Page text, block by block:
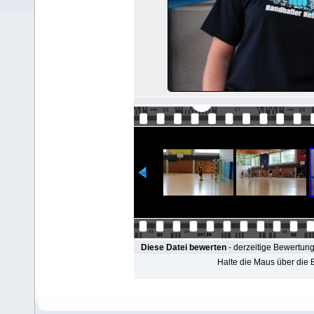
Diese Datei bewerten - derzeitige
Halte die Maus über die